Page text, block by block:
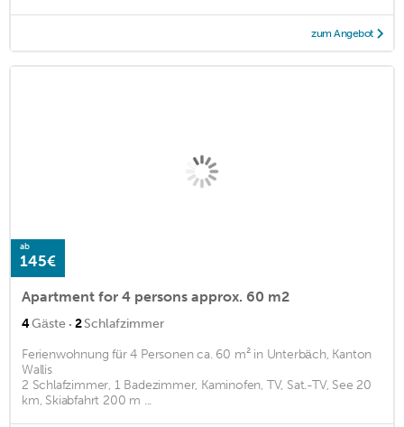
zum Angebot
ab
145€
Apartment for 4 persons approx. 60 m2
4Gäste · 2Schlafzimmer
Ferienwohnung für 4 Personen ca. 60 m² in Unterbäch, Kanton
Wallis
2 Schlafzimmer, 1 Badezimmer, Kaminofen, TV, Sat.-TV, See 20
km, Skiabfahrt 200 m ...